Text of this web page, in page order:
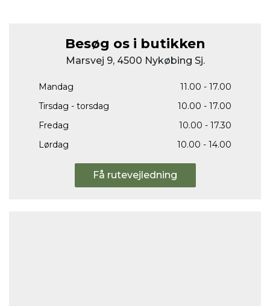
Besøg os i butikken
Marsvej 9, 4500 Nykøbing Sj.
Mandag
11.00 - 17.00
Tirsdag - torsdag
10.00 - 17.00
Fredag
10.00 - 17.30
Lørdag
10.00 - 14.00
Få rutevejledning